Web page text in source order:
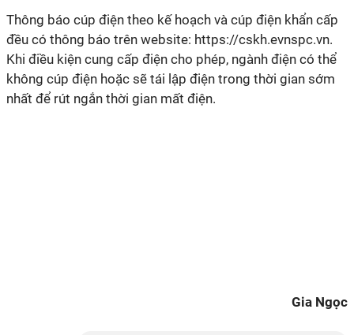
Thông báo cúp điện theo kế hoạch và cúp điện khẩn cấp
đều có thông báo trên website: https://cskh.evnspc.vn.
Khi điều kiện cung cấp điện cho phép, ngành điện có thể
không cúp điện hoặc sẽ tái lập điện trong thời gian sớm
nhất để rút ngắn thời gian mất điện.
Gia Ngọc